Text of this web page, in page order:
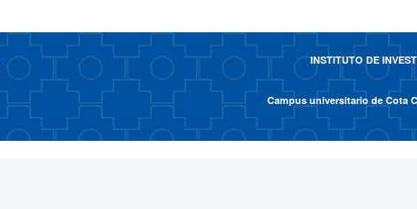
INSTITUTO DE
Campus universitario de Cota